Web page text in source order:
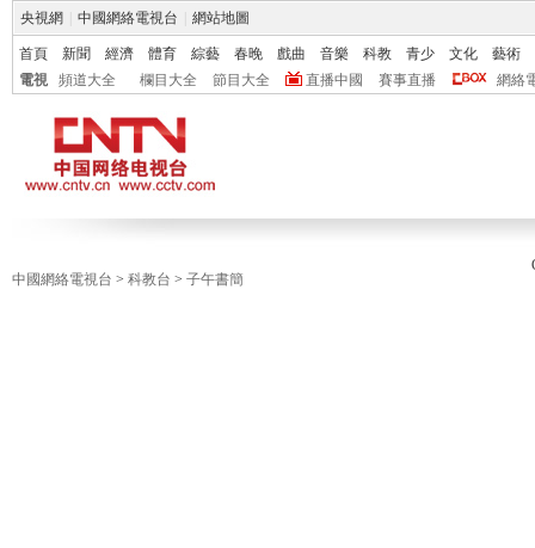
央視網 中國網絡電視台 網站地圖
首頁 新聞 經濟 體育 綜藝 春晚 戲曲 音樂 科教 青少 文化
藝術
電視
頻道大全 欄目大全 節目大全 直播中國 賽事直播 網絡
中國網絡電視台 > 科教台 > 子午書簡